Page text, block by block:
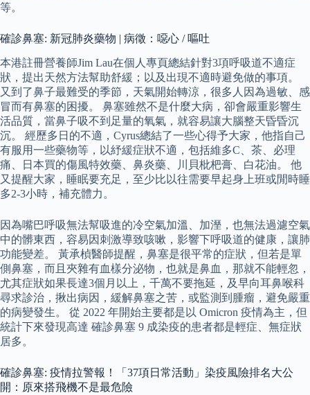
等。
確診鼻塞: 新冠肺炎藥物 | 病徵：噁心 / 嘔吐
本港註冊營養師Jim Lau在個人專頁總結針對3項呼吸道不適症
狀，提出天然方法幫助舒緩；以及出現不適時避免做的事項。
又到了鼻子最難受的季節，天氣開始轉涼，很多人因為過敏、感
冒而有鼻塞的困擾。 鼻塞雖然不是什麼大病，卻會嚴重影響生
活品質，當鼻子吸不到足量的氧氣，就容易讓大腦整天昏昏沉
沉。 經歷多日的不適，Cyrus總結了一些心得予大家，他指自己
有服用一些藥物等，以紓緩症狀不適，包括維多C、茶、必理
痛、日本買的傷風特效藥、鼻炎藥、川貝枇杷膏、白花油。 他
又提醒大家，睡眠要充足，至少比以往需要早起身上班或閒時睡
多2-3小時，補充體力。
因為嘴巴呼吸無法幫吸進的冷空氣加溫、加溼，也無法過濾空氣
中的髒東西，容易因刺激導致咳嗽，影響下呼吸道的健康，讓肺
功能變差。 黃承楨醫師提醒，鼻塞是很平常的症狀，但若是單
側鼻塞，而且夾雜有血樣分泌物，也就是鼻血，那就不能輕忽，
尤其症狀如果長達3個月以上，千萬不要拖延，及早向耳鼻喉科
尋求診治，揪出病因，緩解鼻塞之苦，或監測到腫瘤，避免嚴重
的病變發生。 從 2022 年開始主要都是以 Omicron 疫情為主，但
統計下來發現高達 確診鼻塞 9 成染疫的患者都是輕症、無症狀
居多。
確診鼻塞: 疫情拉警報！「37項日常活動」染疫風險排名大公
開：原來搭飛機不是最危險